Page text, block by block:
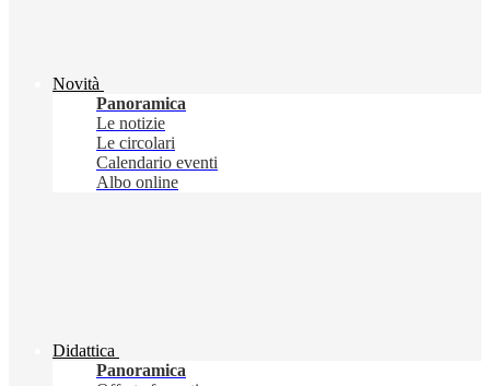
Novità
Panoramica
Le notizie
Le circolari
Calendario eventi
Albo online
Didattica
Panoramica